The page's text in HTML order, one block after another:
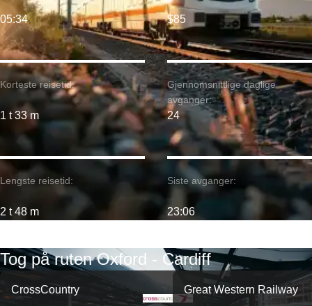
Korteste reisetid:
1 t 33 m
05:34
Lengste reisetid:
2 t 48 m
$85
Gjennomsnittlige daglige
avganger:
24
Siste avganger:
23:06
Tog på ruten Oxford - Cardiff
CrossCountry Great Western Railway